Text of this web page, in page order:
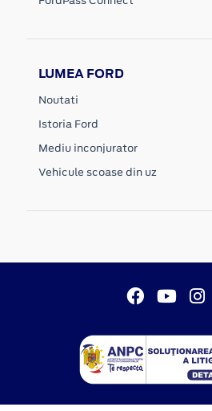
LUMEA FORD
Noutati
Istoria Ford
Mediu inconjurator
Vehicule scoase din uz